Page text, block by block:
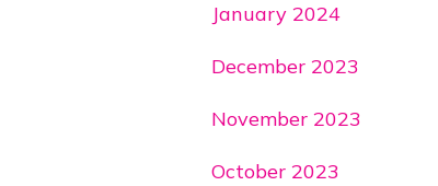
January 2024
December 2023
November 2023
October 2023